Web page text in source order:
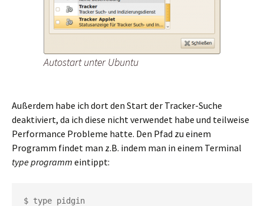
Autostart unter Ubuntu
Außerdem habe ich dort den Start der Tracker-Suche
deaktiviert, da ich diese nicht verwendet habe und teilweise
Performance Probleme hatte. Den Pfad zu einem
Programm findet man z.B. indem man in einem Terminal
type programm eintippt:
$ type pidgin